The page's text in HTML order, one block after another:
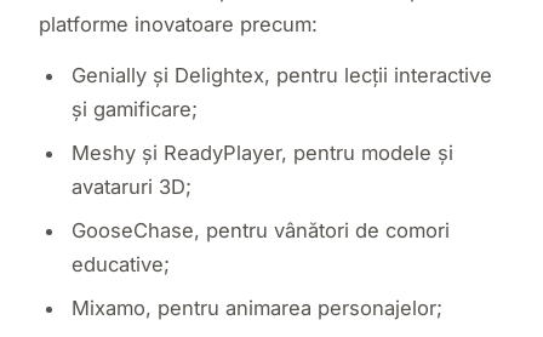
platforme inovatoare precum:
Genially și Delightex, pentru lecții interactive
și gamificare;
Meshy și ReadyPlayer, pentru modele și
avataruri 3D;
GooseChase, pentru vânători de comori
educative;
Mixamo, pentru animarea personajelor;